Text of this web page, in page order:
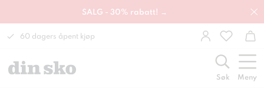
SALG - 30% rabatt! →
60 dagers åpent kjøp
Søk Meny